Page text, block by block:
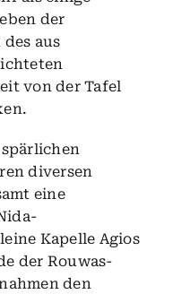
der
aus
von der Tafel
diversen
eine
Kapelle Agios
der Rouwas-
den